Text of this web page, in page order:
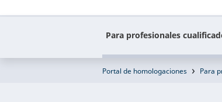
Para profesionales
Portal de homologaciones Para